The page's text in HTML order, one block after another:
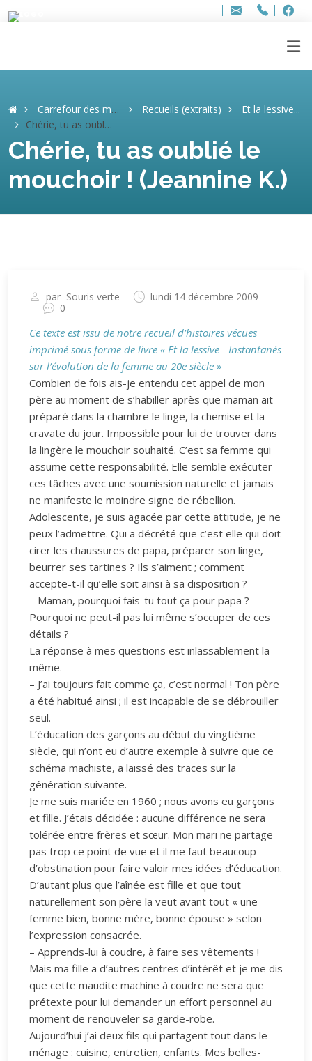
Adresse
info..hâthe..
Tel.
Tel.+32
Carrefour des mémoires Recueils (extraits)
Et la lessive...
Chérie, tu as oublié le mouchoir ! (Jeannine K.)
Chérie, tu as oublié le
mouchoir ! (Jeannine K.)
par Souris verte
lundi 14 décembre 2009
0
Ce texte est issu de notre recueil d’histoires vécues
imprimé sous forme de livre « Et la lessive - Instantanés
sur l’évolution de la femme au 20e siècle »
Combien de fois ais-je entendu cet appel de mon
père au moment de s’habiller après que maman ait
préparé dans la chambre le linge, la chemise et la
cravate du jour. Impossible pour lui de trouver dans
la lingère le mouchoir souhaité. C’est sa femme qui
assume cette responsabilité. Elle semble exécuter
ces tâches avec une soumission naturelle et jamais
ne manifeste le moindre signe de rébellion.
Adolescente, je suis agacée par cette attitude, je ne
peux l’admettre. Qui a décrété que c’est elle qui doit
cirer les chaussures de papa, préparer son linge,
beurrer ses tartines ? Ils s’aiment ; comment
accepte-t-il qu’elle soit ainsi à sa disposition ?
– Maman, pourquoi fais-tu tout ça pour papa ?
Pourquoi ne peut-il pas lui même s’occuper de ces
détails ?
La réponse à mes questions est inlassablement la
même.
– J’ai toujours fait comme ça, c’est normal ! Ton père
a été habitué ainsi ; il est incapable de se débrouiller
seul.
L’éducation des garçons au début du vingtième
siècle, qui n’ont eu d’autre exemple à suivre que ce
schéma machiste, a laissé des traces sur la
génération suivante.
Je me suis mariée en 1960 ; nous avons eu garçons
et fille. J’étais décidée : aucune différence ne sera
tolérée entre frères et sœur. Mon mari ne partage
pas trop ce point de vue et il me faut beaucoup
d’obstination pour faire valoir mes idées d’éducation.
D’autant plus que l’aînée est fille et que tout
naturellement son père la veut avant tout « une
femme bien, bonne mère, bonne épouse » selon
l’expression consacrée.
– Apprends-lui à coudre, à faire ses vêtements !
Mais ma fille a d’autres centres d’intérêt et je me dis
que cette maudite machine à coudre ne sera que
prétexte pour lui demander un effort personnel au
moment de renouveler sa garde-robe.
Aujourd’hui j’ai deux fils qui partagent tout dans le
ménage : cuisine, entretien, enfants. Mes belles-